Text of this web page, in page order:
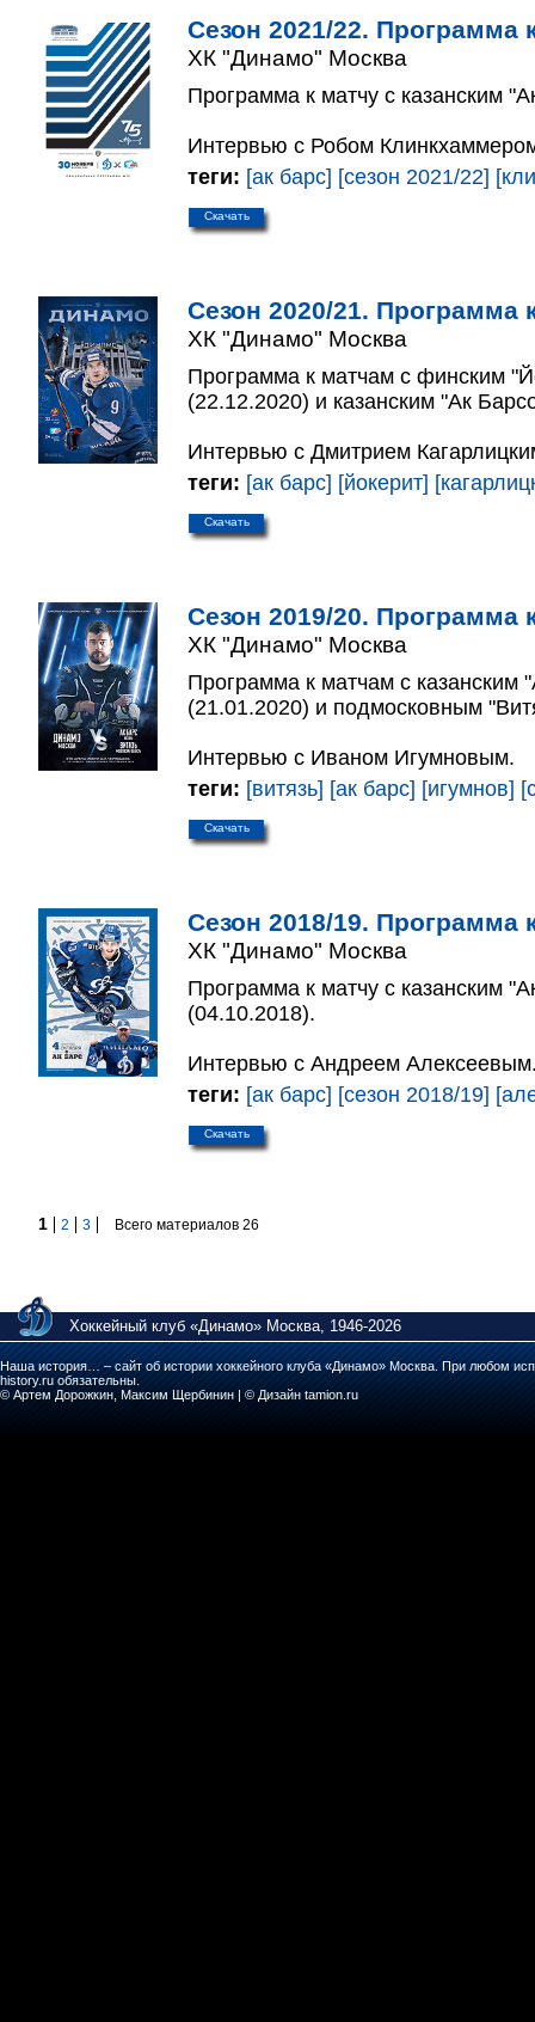
Сезон 2021/22. Программа
ХК "Динамо" Москва
Программа к матчу с казанским
Интервью с Робом
теги: [ак барс] [сезон 2021/22]
Скачать
Сезон 2020/21. Программа
ХК "Динамо" Москва
Программа к матчам с финским
(22.12.2020) и казанским "Ак
Интервью с Дмитрием
теги: [ак барс] [йокерит]
Скачать
Сезон 2019/20. Программа
ХК "Динамо" Москва
Программа к матчам с казанским
(21.01.2020) и подмосковным
Интервью с Иваном Игумновым.
теги: [витязь] [ак барс] [игумнов]
Скачать
Сезон 2018/19. Программа
ХК "Динамо" Москва
Программа к матчу с казанским
(04.10.2018).
Интервью с Андреем
теги: [ак барс] [сезон 2018/19]
Скачать
1 2 3 Всего материалов 26
Хоккейный клуб «Динамо» Москва, 1946-2026
Наша история… – сайт об истории хоккейного клуба «Динамо» Москва. При любом
history.ru обязательны.
© Артем Дорожкин, Максим Щербинин | © Дизайн tamion.ru